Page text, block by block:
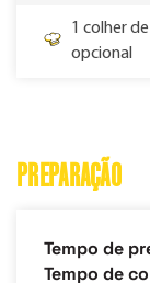
1 colher
opcional
PREPARAÇÃO
Tempo de
Tempo de